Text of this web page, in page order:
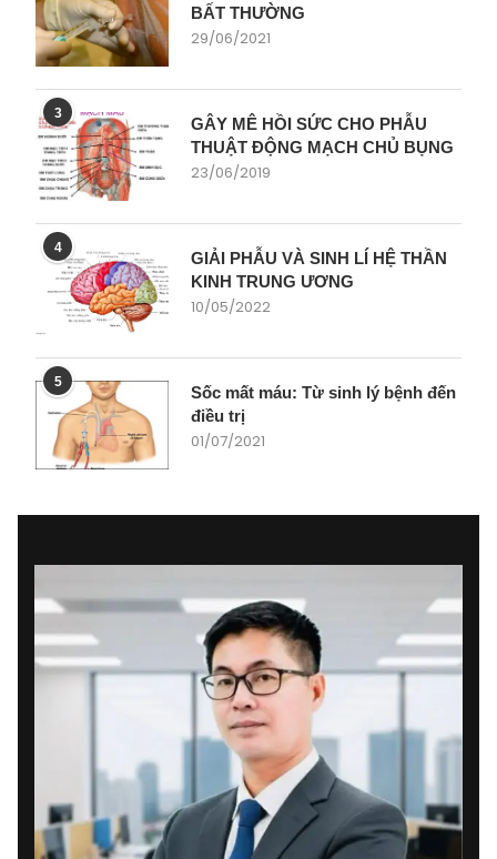
BẤT THƯỜNG
29/06/2021
3
GÂY MÊ HỒI SỨC CHO PHẪU
THUẬT ĐỘNG MẠCH CHỦ BỤNG
23/06/2019
4
GIẢI PHẪU VÀ SINH LÍ HỆ THẦN
KINH TRUNG ƯƠNG
10/05/2022
5
Sốc mất máu: Từ sinh lý bệnh đến
điều trị
01/07/2021